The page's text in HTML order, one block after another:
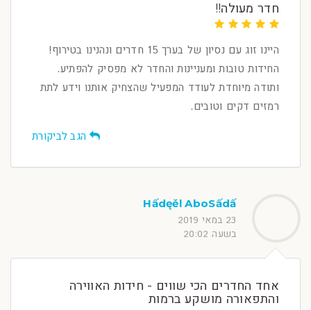
חדר מעולה!!
היינו זוג עם נסיון של בערך 15 חדרים ונהנינו בטירוף!
החידות טובות ומעניינות והחדר לא מפסיק להפתיע.
ותודה מיוחדת לעודד המפעיל שהצחיק אותנו וידע לתת
רמזים דקים וטובים.
הגב לביקורת
Hấdęěl AboSấdấ
23 במאי 2019
בשעה 20:02
אחד החדרים הכי שווים - חידות האווירה
והתפאורה מושקע ברמות